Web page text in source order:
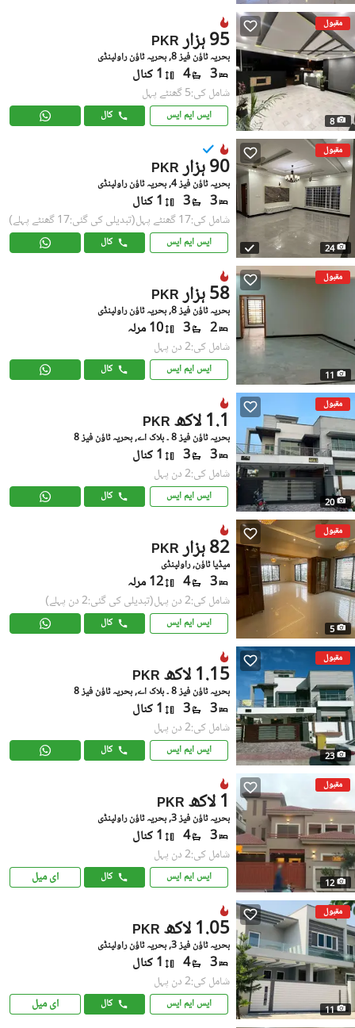
مقبول
8
PKR 95 ہزار
بحریہ ٹاؤن فیز 8, بحریہ ٹاؤن راولپنڈی
3
4 1 کنال
شامل کی:5 گھنٹے پہل
ایس ایم ایس کال
مقبول
24
PKR 90 ہزار
بحریہ ٹاؤن فیز 4, بحریہ ٹاؤن راولپنڈی
3
3 1 کنال
شامل کی:17 گھنٹے پہل (تبدیلی کی گئی:17 گھنٹے پہلے)
ایس ایم ایس کال
مقبول
11
PKR 58 ہزار
بحریہ ٹاؤن فیز 8, بحریہ ٹاؤن راولپنڈی
2
3 10 مرلہ
شامل کی:2 دن پہل
ایس ایم ایس کال
مقبول
20
PKR 1.1 لاکھ
بحریہ ٹاؤن فیز 8 ۔ بلاک اے, بحریہ ٹاؤن فیز 8
3
3 1 کنال
شامل کی:2 دن پہل
ایس ایم ایس کال
مقبول
5
PKR 82 ہزار
میڈیا ٹاؤن, راولپنڈی
3
4 12 مرلہ
شامل کی:2 دن پہل (تبدیلی کی گئی:2 دن پہلے)
ایس ایم ایس کال
مقبول
23
PKR 1.15 لاکھ
بحریہ ٹاؤن فیز 8 ۔ بلاک اے, بحریہ ٹاؤن فیز 8
3
3 1 کنال
شامل کی:2 دن پہل
ایس ایم ایس کال
مقبول
12
PKR 1 لاکھ
بحریہ ٹاؤن فیز 3, بحریہ ٹاؤن راولپنڈی
3
4 1 کنال
شامل کی:2 دن پہل
ایس ایم ایس کال ای میل
مقبول
11
PKR 1.05 لاکھ
بحریہ ٹاؤن فیز 3, بحریہ ٹاؤن راولپنڈی
3
4 1 کنال
شامل کی:2 دن پہل
ایس ایم ایس کال ای میل